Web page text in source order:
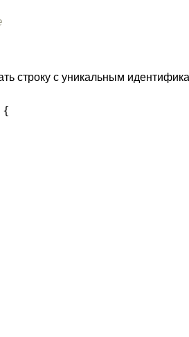
строку с уникальным
{